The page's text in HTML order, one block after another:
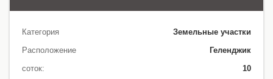
Категория
Земельные участки
Расположение
Геленджик
соток:
10